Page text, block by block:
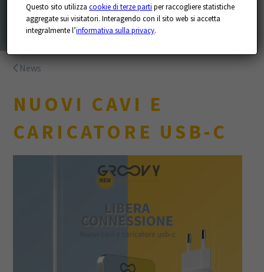
News
NUOVI CAVI E
CARICATORE USB-C
Questo sito utilizzacookie di terze parti per raccogliere statistiche
aggregate sui visitatori. Interagendo con il sito web si accetta
integralmente l’informativa sulla privacy.